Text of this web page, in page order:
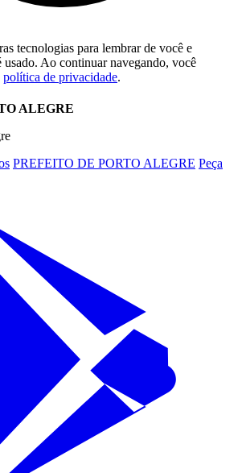
tecnologias para lembrar de você e
usado. Ao continuar navegando, você
política de privacidade.
ALEGRE
PREFEITO DE PORTO ALEGRE Peça